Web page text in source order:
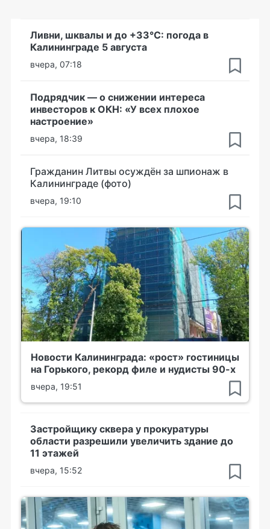
Ливни, шквалы и до +33°С: погода в
Калининграде 5 августа
вчера, 07:18
Подрядчик — о снижении интереса
инвесторов к ОКН: «У всех плохое
настроение»
вчера, 18:39
Гражданин Литвы осуждён за шпионаж в
Калининграде (фото)
вчера, 19:10
Новости Калининграда: «рост» гостиницы
на Горького, рекорд филе и нудисты 90-х
вчера, 19:51
Застройщику сквера у прокуратуры
области разрешили увеличить здание до
11 этажей
вчера, 15:52